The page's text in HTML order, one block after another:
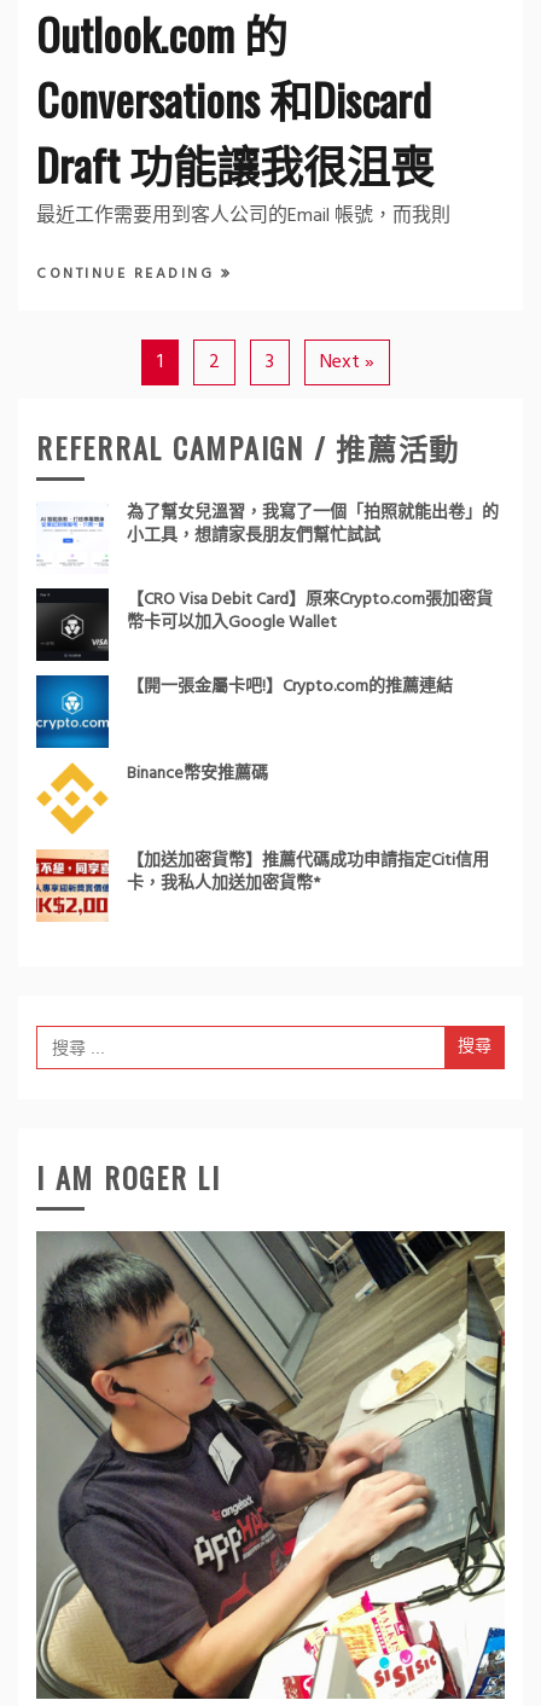
Outlook.com 的
Conversations 和Discard
Draft 功能讓我很沮喪
最近工作需要用到客人公司的Email 帳號，而我則
CONTINUE READING
1 2 3 Next »
REFERRAL CAMPAIGN / 推薦活動
為了幫女兒溫習，我寫了一個「拍照就能出卷」的
小工具，想請家長朋友們幫忙試試
【CRO Visa Debit Card】原來Crypto.com張加密貨
幣卡可以加入Google Wallet
【開一張金屬卡吧!】Crypto.com的推薦連結
Binance幣安推薦碼
【加送加密貨幣】推薦代碼成功申請指定Citi信用
卡，我私人加送加密貨幣*
Search
for:
I AM ROGER LI